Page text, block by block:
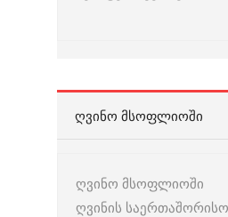
ᲦᲕᲘᲜᲝ ᲛᲡᲝᲤᲚᲘᲝᲨᲘ
ღვინო მსოფლიოში
ღვინის საერთაშორისო